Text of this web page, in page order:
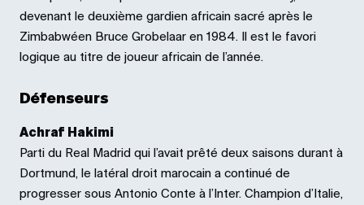
devenant le deuxième gardien africain sacré après le
Zimbabwéen Bruce Grobelaar en 1984. Il est le favori
logique au titre de joueur africain de l’année.
Défenseurs
Achraf Hakimi
Parti du Real Madrid qui l’avait prêté deux saisons durant à
Dortmund, le latéral droit marocain a continué de
progresser sous Antonio Conte à l’Inter. Champion d’Italie,